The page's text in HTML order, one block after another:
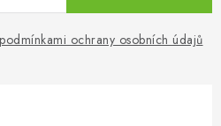
podmínkami ochrany osobních údajů